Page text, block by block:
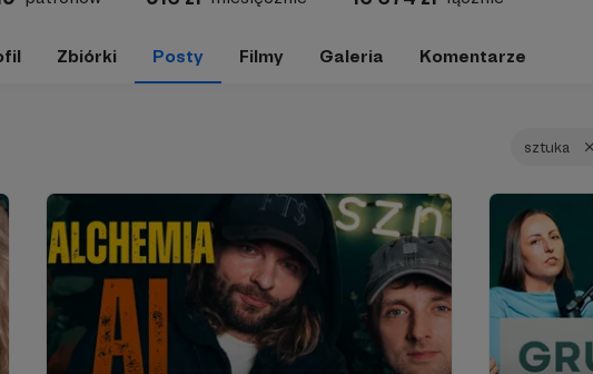
Zbiórki Posty Filmy Galeria Komentarze
sztuka